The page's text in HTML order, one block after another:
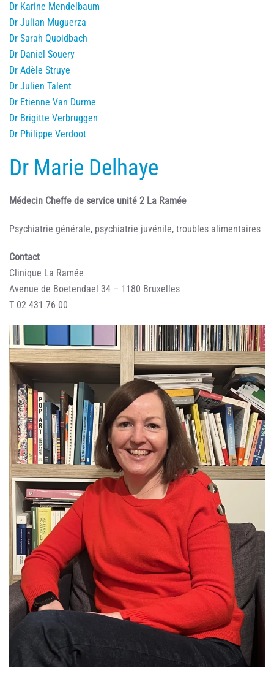
Dr Karine Mendelbaum
Dr Julian Muguerza
Dr Sarah Quoidbach
Dr Daniel Souery
Dr Adèle Struye
Dr Julien Talent
Dr Etienne Van Durme
Dr Brigitte Verbruggen
Dr Philippe Verdoot
Dr Marie Delhaye
Médecin Cheffe de service unité 2 La Ramée
Psychiatrie générale, psychiatrie juvénile, troubles alimentaires
Contact
Clinique La Ramée
Avenue de Boetendael 34 – 1180 Bruxelles
T 02 431 76 00